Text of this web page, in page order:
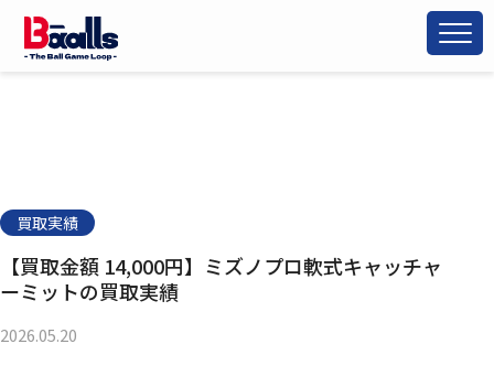
買取実績
【買取金額 14,000円】ミズノプロ軟式キャッチャ
ーミットの買取実績
2026.05.20